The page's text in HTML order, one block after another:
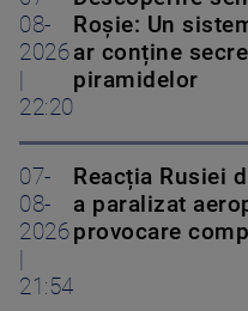
08-
2026
22:20
Roșie: Un
ar conține
piramidelor
07-
08-
2026
21:54
Reacția Rusiei
a paralizat
provocare